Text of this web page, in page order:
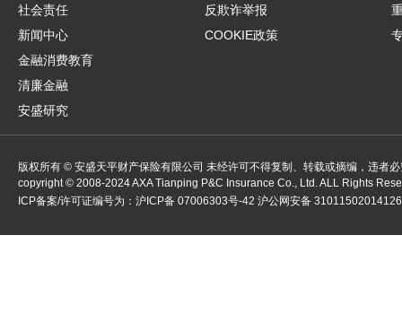
社会责任
新闻中心
金融消费教育
清廉金融
安盛研究
反欺诈举报
COOKIE政策
版权所有 © 安盛天平财产保险有限公司 未经许可不得复制、转载或摘编，违者
copyright © 2008-2024AXA Tianping P&C Insurance Co., Ltd. ALL Rights
ICP备案/许可证编号为： 沪ICP备 07006303号-42 沪公网安备